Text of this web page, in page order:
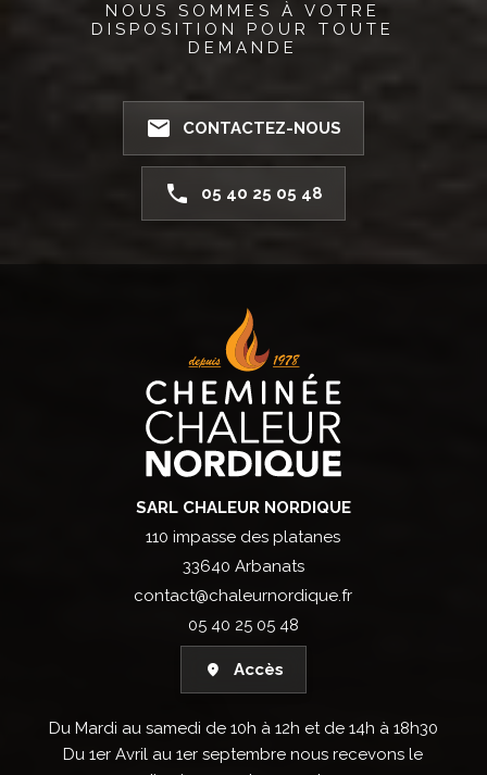
NOUS SOMMES À VOTRE
DISPOSITION POUR TOUTE
DEMANDE
email CONTACTEZ-NOUS
phone 05 40 25 05 48
SARL CHALEUR NORDIQUE
110 impasse des platanes
33640 Arbanats
contact@chaleurnordique.fr
05 40 25 05 48
Accès
Du Mardi au samedi de 10h à 12h et de 14h à 18h30
Du 1er Avril au 1er septembre nous recevons le